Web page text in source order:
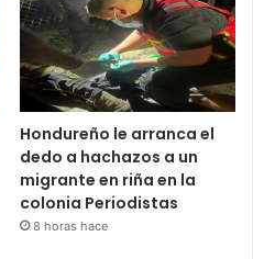
Hondureño le arranca el
dedo a hachazos a un
migrante en riña en la
colonia Periodistas
8 horas hace